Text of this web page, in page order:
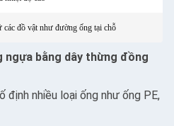
các đồ vật như đường ống tại chỗ
ngựa bằng dây thừng đồng
nhiều loại ống như ống PE,